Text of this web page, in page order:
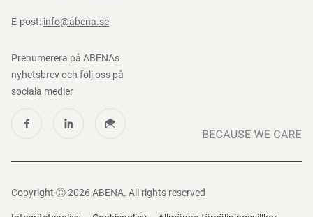
E-post: info@abena.se
Prenumerera på ABENAs
nyhetsbrev och följ oss på
sociala medier
Copyright Ⓒ 2026 ABENA. All rights reserved